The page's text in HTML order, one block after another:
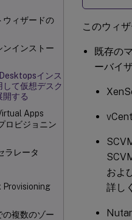
ウィザードの
ンインストー
インス
して仮想デスク
開する
Apps
ロビジョニン
ラレータ
Provisioning
の複数のゾー
このウィ
既存の
ーバイ
およ
詳し